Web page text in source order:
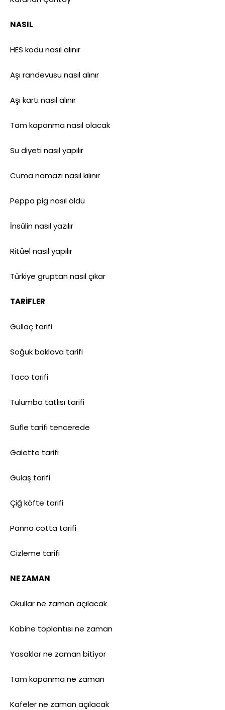
NASIL
HES kodu nasıl alınır
Aşı randevusu nasıl alınır
Aşı kartı nasıl alınır
Tam kapanma nasıl olacak
Su diyeti nasıl yapılır
Cuma namazı nasıl kılınır
Peppa pig nasıl öldü
İnsülin nasıl yazılır
Ritüel nasıl yapılır
Türkiye gruptan nasıl çıkar
TARİFLER
Güllaç tarifi
Soğuk baklava tarifi
Taco tarifi
Tulumba tatlısı tarifi
Sufle tarifi tencerede
Galette tarifi
Gulaş tarifi
Çiğ köfte tarifi
Panna cotta tarifi
Cizleme tarifi
NE ZAMAN
Okullar ne zaman açılacak
Kabine toplantısı ne zaman
Yasaklar ne zaman bitiyor
Tam kapanma ne zaman
Kafeler ne zaman açılacak